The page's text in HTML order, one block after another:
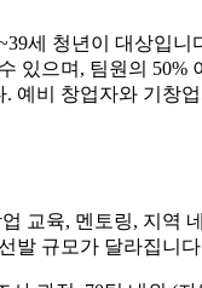
세 청년이 대상입니
있으며, 팀원의 50%
. 예비 창업자와 기창
교육, 멘토링, 지역
발 규모가 달라집니